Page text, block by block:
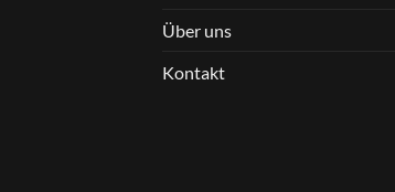
Über uns
Kontakt